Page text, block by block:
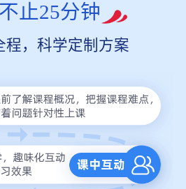
止25分钟
程，科学定制方案